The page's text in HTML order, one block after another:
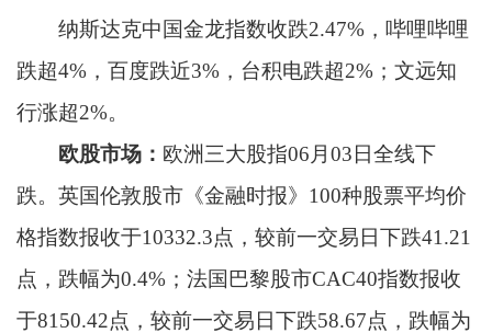
纳斯达克中国金龙指数收跌2.47%，哔哩哔哩
跌超4%，百度跌近3%，台积电跌超2%；文远知
行涨超2%。
欧股市场： 欧洲三大股指06月03日全线下
跌。英国伦敦股市《金融时报》100种股票平均价
格指数报收于10332.3点，较前一交易日下跌41.21
点，跌幅为0.4%；法国巴黎股市CAC40指数报收
于8150.42点，较前一交易日下跌58.67点，跌幅为